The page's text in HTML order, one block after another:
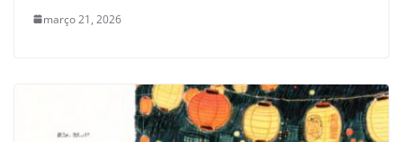
março 21, 2026